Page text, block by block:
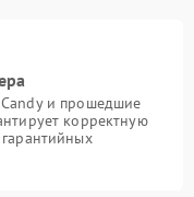
и прошедшие
корректную